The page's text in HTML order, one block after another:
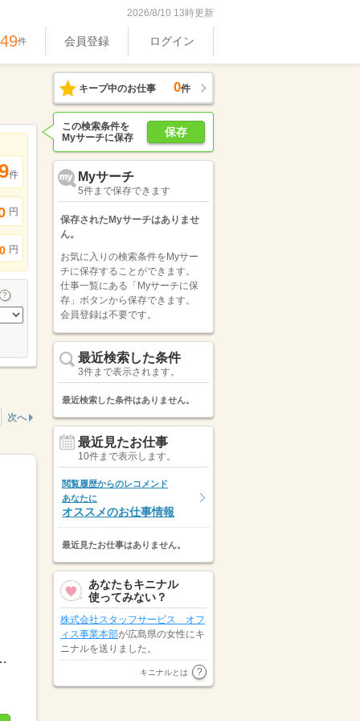
2026/8/10 13時更新
件 会員登録 ログイン
件
円
円
次へ
給週2日～・1日2h～OK！...
キープ中のお仕事 0件
保存
この検索条件を
Myサーチに保存
Myサーチ
5件まで保存できます
保存されたMyサーチはありませ
ん。
お気に入りの検索条件をMyサー
チに保存することができます。
仕事一覧にある「Myサーチに保
存」ボタンから保存できます。
会員登録は不要です。
最近検索した条件
3件まで表示されます。
最近検索した条件はありません。
最近見たお仕事
10件まで表示します。
閲覧履歴からのレコメンド
あなたに
オススメのお仕事情報
最近見たお仕事はありません。
あなたもキニナル
使ってみない？
株式会社スタッフサービス オフ
ィス事業本部が広島県の女性にキ
ニナルを送りました。
株式会社東京海上
日動キャリアサービス 中国支社
キニナルとは